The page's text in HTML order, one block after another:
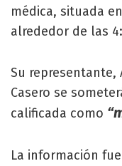
médica, situada
alrededor de las
Su representante,
Casero se
calificada como
La información